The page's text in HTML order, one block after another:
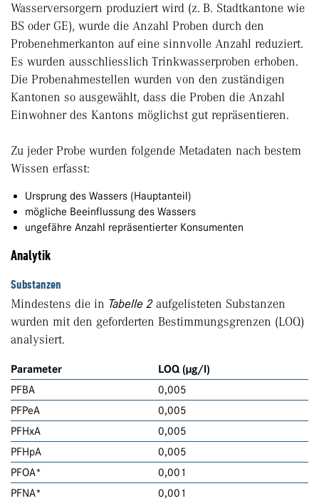
Wasserversorgern produziert wird (z. B. Stadtkantone wie
BS oder GE), wurde die Anzahl Proben durch den
Probenehmerkanton auf eine sinnvolle Anzahl reduziert.
Es wurden ausschliesslich Trinkwasserproben erhoben.
Die Probenahmestellen wurden von den zuständigen
Kantonen so ausgewählt, dass die Proben die Anzahl
Einwohner des Kantons möglichst gut repräsentieren.
Zu jeder Probe wurden folgende Metadaten nach bestem
Wissen erfasst:
Ursprung des Wassers (Hauptanteil)
mögliche Beeinflussung des Wassers
ungefähre Anzahl repräsentierter Konsumenten
Analytik
Substanzen
Mindestens die in Tabelle 2aufgelisteten Substanzen
wurden mit den geforderten Bestimmungsgrenzen (LOQ)
analysiert.
Parameter
LOQ (µg/l)
PFBA
0,005
PFPeA
0,005
PFHxA
0,005
PFHpA
0,005
PFOA*
0,001
PFNA*
0,001